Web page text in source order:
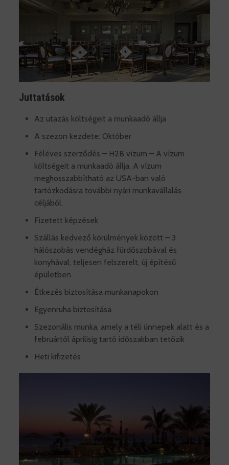
Juttatások
Az utazás költségeit a munkaadó állja
A szezon kezdete: Október
Féléves szerződés – H2B vízum – A vízum
költségeit a munkaadó állja. A vízum
meghosszabbítható az USA-ban való
tartózkodásra további nyári munkavállalás
céljából.
Fizetett képzések
Szállás kedvező körülmények között – 3
hálószobás vendégház fürdőszobával és
konyhával, teljesen felszerelt, új építésű
épületben
Étkezés biztosítása munkanapokon
Egyenruha biztosítása
Szezonális munka, amely a téli ünnepek alatt és a
februártól áprilisig tartó időszakban tetőzik
Heti kifizetés